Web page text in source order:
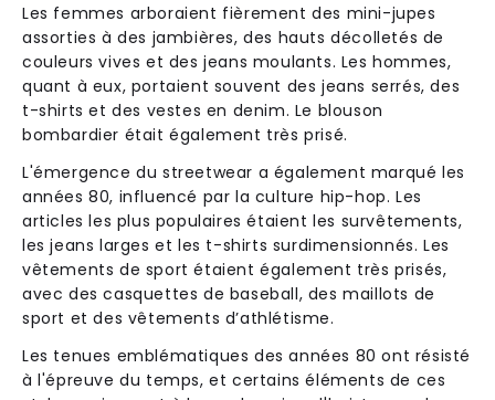
Les femmes arboraient fièrement des mini-jupes
assorties à des jambières, des hauts décolletés de
couleurs vives et des jeans moulants. Les hommes,
quant à eux, portaient souvent des jeans serrés, des
t-shirts et des vestes en denim. Le blouson
bombardier était également très prisé.
L'émergence du streetwear a également marqué les
années 80, influencé par la culture hip-hop. Les
articles les plus populaires étaient les survêtements,
les jeans larges et les t-shirts surdimensionnés. Les
vêtements de sport étaient également très prisés,
avec des casquettes de baseball, des maillots de
sport et des vêtements d’athlétisme.
Les tenues emblématiques des années 80 ont résisté
à l'épreuve du temps, et certains éléments de ces